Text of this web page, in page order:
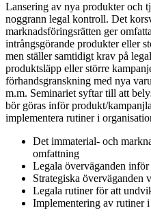
Lansering av nya produkter och
noggrann legal kontroll. Det
marknadsföringsrätten ger
intrångsgörande produkter eller
men ställer samtidigt krav på
produktsläpp eller större
förhandsgranskning med nya
m.m. Seminariet syftar till att
bör göras inför produkt/
implementera rutiner i
Det immaterial- och
omfattning
Legala överväganden
Strategiska överväganden
Legala rutiner för att
Implementering av rutiner